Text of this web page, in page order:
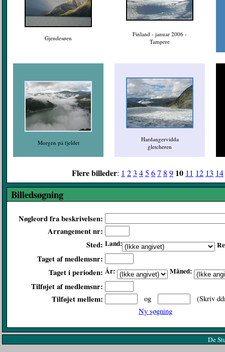
Gjendesøen
Finland - januar 2006 -
Tampere
Morgen på fjeldet
Hardangervidda
gletcheren
Flere billeder: 1 23 45 67 8 9 10 11 12 13 14
Billedsøgning
Nøgleord fra beskrivelsen:
Arrangement nr:
Sted: Land:
Taget af medlemsnr:
Taget i perioden: År: Måned:
Tilføjet af medlemsnr:
Tilføjet mellem:
og
(Skriv
Ny søgning
De